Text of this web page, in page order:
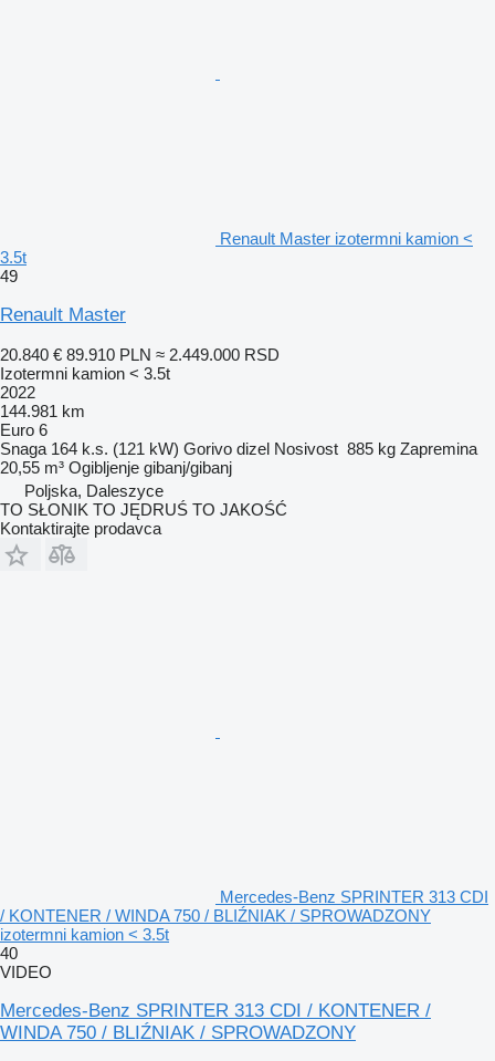
Renault Master izotermni kamion <
3.5t
49
Renault Master
20.840 € 89.910 PLN ≈ 2.449.000 RSD
Izotermni kamion < 3.5t
2022
144.981 km
Euro 6
Snaga 164 k.s. (121 kW) Gorivo dizel Nosivost 885 kg Zapremina
20,55 m³ Ogibljenje gibanj/gibanj
Poljska, Daleszyce
TO SŁONIK TO JĘDRUŚ TO JAKOŚĆ
Kontaktirajte prodavca
Mercedes-Benz SPRINTER 313 CDI
/ KONTENER / WINDA 750 / BLIŹNIAK / SPROWADZONY
izotermni kamion < 3.5t
40
VIDEO
Mercedes-Benz SPRINTER 313 CDI / KONTENER /
WINDA 750 / BLIŹNIAK / SPROWADZONY